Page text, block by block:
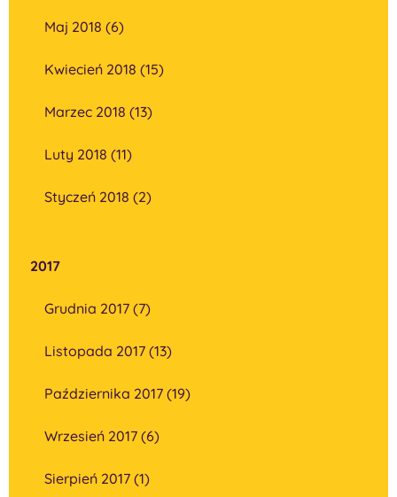
Maj 2018 (6)
Kwiecień 2018 (15)
Marzec 2018 (13)
Luty 2018 (11)
Styczeń 2018 (2)
2017
Grudnia 2017 (7)
Listopada 2017 (13)
Października 2017 (19)
Wrzesień 2017 (6)
Sierpień 2017 (1)